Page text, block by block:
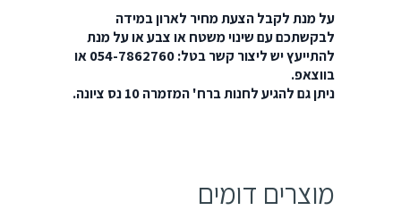
על מנת לקבל הצעת מחיר לארון במידה
לבקשתכם עם שינוי משטח או צבע או על מנת
להתייעץ יש ליצור קשר בטל: 054-7862760 או
בווצאפ.
ניתן גם להגיע לחנות ברח' המזמרה 10 נס ציונה.
מוצרים דומים